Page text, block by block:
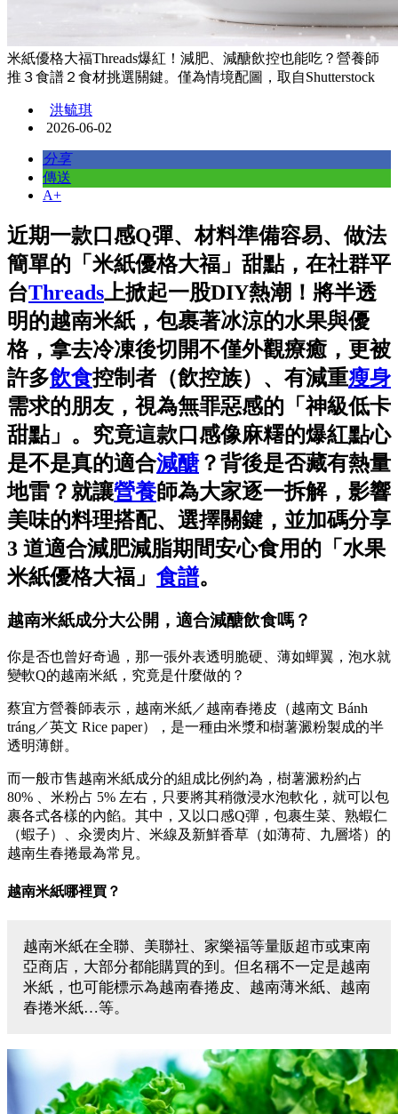
米紙優格大福Threads爆紅！減肥、減醣飲控也能吃？營養師
推３食譜２食材挑選關鍵。僅為情境配圖，取自Shutterstock
洪毓琪
2026-06-02
分享
傳送
A+
近期一款口感Q彈、材料準備容易、做法
簡單的「米紙優格大福」甜點，在社群平
台Threads上掀起一股DIY熱潮！將半透
明的越南米紙，包裹著冰涼的水果與優
格，拿去冷凍後切開不僅外觀療癒，更被
許多飲食控制者（飲控族）、有減重瘦身
需求的朋友，視為無罪惡感的「神級低卡
甜點」。究竟這款口感像麻糬的爆紅點心
是不是真的適合減醣？背後是否藏有熱量
地雷？就讓營養師為大家逐一拆解，影響
美味的料理搭配、選擇關鍵，並加碼分享
3 道適合減肥減脂期間安心食用的「水果
米紙優格大福」 食譜。
越南米紙成分大公開，適合減醣飲食嗎？
你是否也曾好奇過，那一張外表透明脆硬、薄如蟬翼，泡水就
變軟Q的越南米紙，究竟是什麼做的？
蔡宜方營養師表示，越南米紙／越南春捲皮（越南文 Bánh
tráng／英文 Rice paper），是一種由米漿和樹薯澱粉製成的半
透明薄餅。
而一般市售越南米紙成分的組成比例約為，樹薯澱粉約占
80% 、米粉占 5% 左右，只要將其稍微浸水泡軟化，就可以包
裹各式各樣的內餡。其中，又以口感Q彈，包裹生菜、熟蝦仁
（蝦子）、汆燙肉片、米線及新鮮香草（如薄荷、九層塔）的
越南生春捲最為常見。
越南米紙哪裡買？
越南米紙在全聯、美聯社、家樂福等量販超市或東南
亞商店，大部分都能購買的到。但名稱不一定是越南
米紙，也可能標示為越南春捲皮、越南薄米紙、越南
春捲米紙…等。